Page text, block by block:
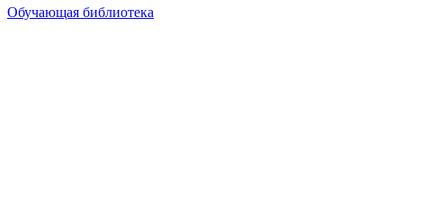
Обучающая библиотека